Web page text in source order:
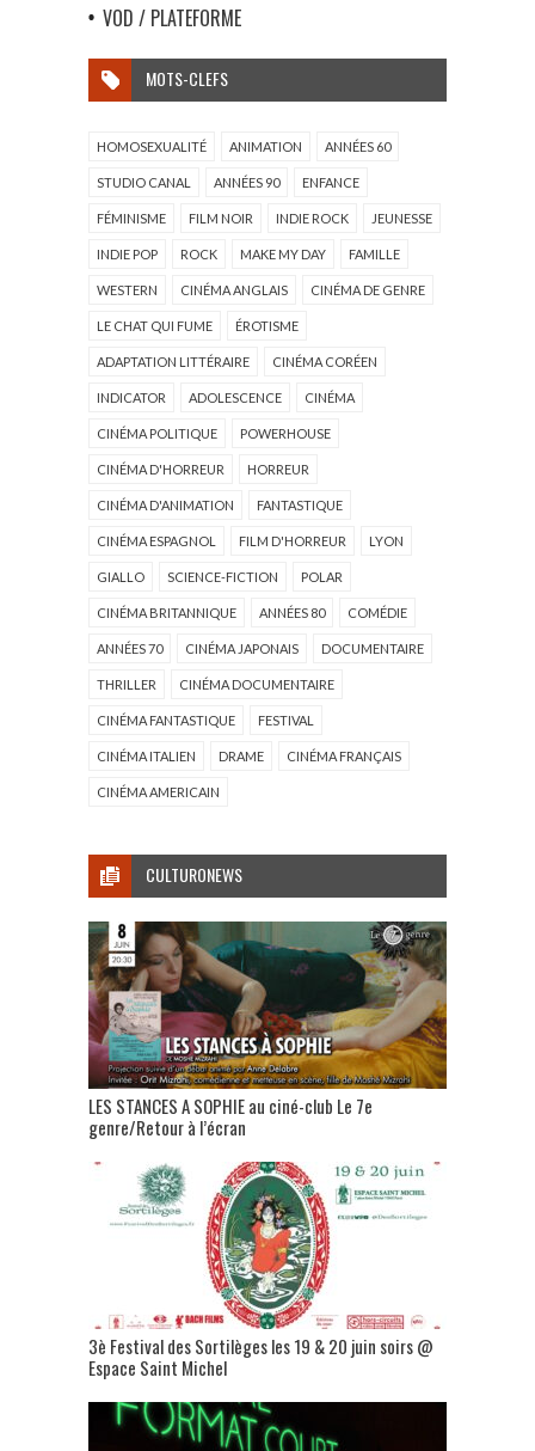
VOD / PLATEFORME
MOTS-CLEFS
HOMOSEXUALITÉ ANIMATION ANNÉES 60
STUDIO CANAL ANNÉES 90 ENFANCE
FÉMINISME FILM NOIR INDIE ROCK JEUNESSE
INDIE POP ROCK MAKE MY DAY FAMILLE
WESTERN CINÉMA ANGLAIS CINÉMA DE GENRE
LE CHAT QUI FUME ÉROTISME
ADAPTATION LITTÉRAIRE CINÉMA CORÉEN
INDICATOR ADOLESCENCE CINÉMA
CINÉMA POLITIQUE POWERHOUSE
CINÉMA D'HORREUR HORREUR
CINÉMA D'ANIMATION FANTASTIQUE
CINÉMA ESPAGNOL FILM D'HORREUR LYON
GIALLO SCIENCE-FICTION POLAR
CINÉMA BRITANNIQUE ANNÉES 80 COMÉDIE
ANNÉES 70 CINÉMA JAPONAIS DOCUMENTAIRE
THRILLER CINÉMA DOCUMENTAIRE
CINÉMA FANTASTIQUE FESTIVAL
CINÉMA ITALIEN DRAME CINÉMA FRANÇAIS
CINÉMA AMERICAIN
CULTURONEWS
LES STANCES A SOPHIE au ciné-club Le 7e
genre/Retour à l’écran
3è Festival des Sortilèges les 19 & 20 juin soirs @
Espace Saint Michel